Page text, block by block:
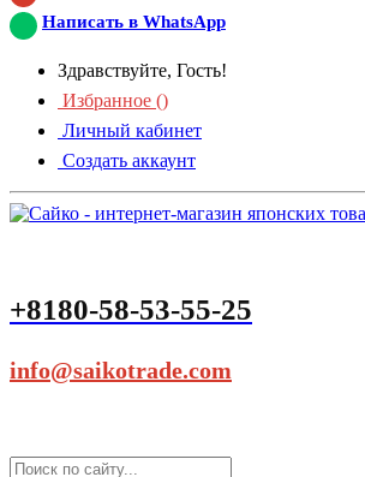
Написать в WhatsApp
Здравствуйте, Гость!
Избранное ()
Личный кабинет
Создать аккаунт
+8180-58-53-55-25
info@saikotrade.com